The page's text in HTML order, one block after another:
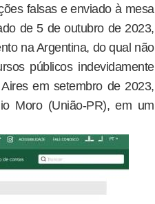
falsas e enviado à mesa
de 5 de outubro de 2023,
na Argentina, do qual não
públicos indevidamente
em setembro de 2023,
Moro (União-PR), em um